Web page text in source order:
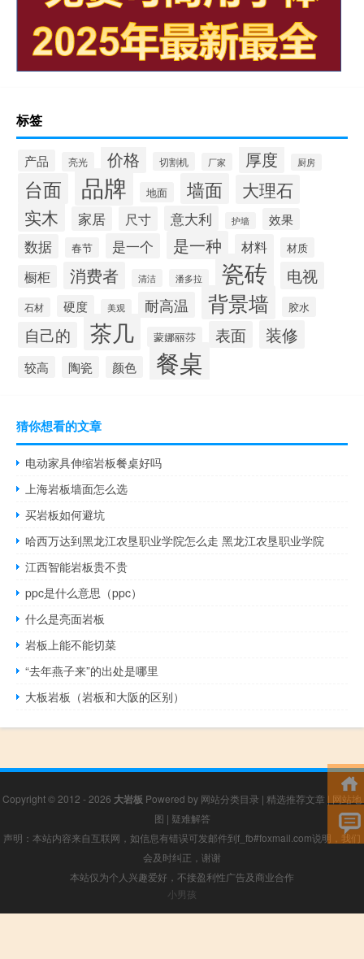
碳晶板和岩板的区别
粗糙岩板怎么清洁
岩板餐桌如何改造
标签
产品 亮光 价格 切割机 厂家 厚度 厨房
台面 品牌 地面 墙面
大理石
实木
家居 尺寸 意大利 护墙 效果
数据 春节 是一个 是一种 材料 材质
橱柜 消费者 清洁 潘多拉 瓷砖 电视
石材 硬度 美观 耐高温 背景墙 胶水
自己的 茶几 蒙娜丽莎 表面 装修
较高 陶瓷 颜色 餐桌
猜你想看的文章
电动家具伸缩岩板餐桌好吗
上海岩板墙面怎么选
买岩板如何避坑
哈西万达到黑龙江农垦职业学院怎么走 黑龙江农垦职业学院
江西智能岩板贵不贵
ppc是什么意思（ppc）
什么是亮面岩板
岩板上能不能切菜
“去年燕子来”的出处是哪里
大板岩板（岩板和大阪的区别）
Copyright © 2012 - 2026 大岩板 Powered by 网站分类目录 | 精选推荐文章 | 网站地
图 | 疑难解答
声明：本站内容来自互联网，如信息有错误可发邮件到f_fb#foxmail.com说明，我们
会及时纠正，谢谢
本站仅为个人兴趣爱好，不接盈利性广告及商业合作
小男孩